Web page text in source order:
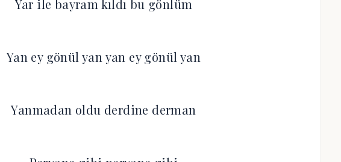
Yar ile bayram kıldı bu gönlüm
Yan ey gönül yan yan ey gönül yan
Yanmadan oldu derdine derman